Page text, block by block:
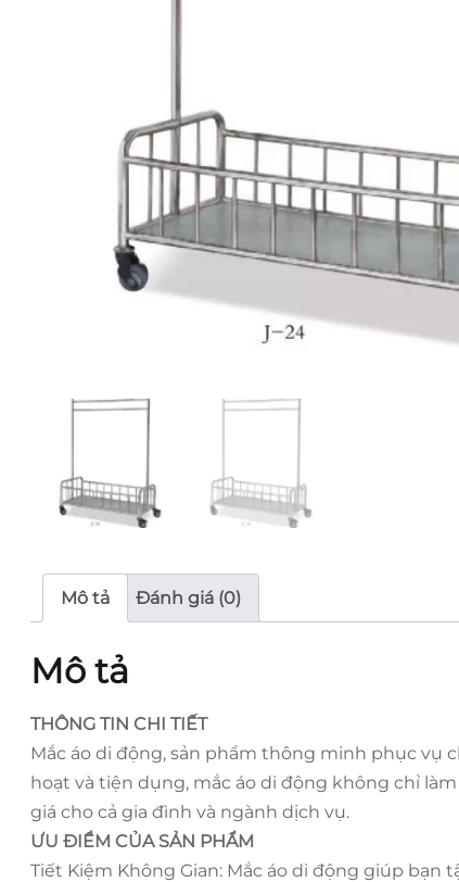
Mô tả Đánh giá (0)
Mô tả
THÔNG TIN CHI TIẾT
Mắc áo di động, sản phẩm thông minh phục
hoạt và tiện dụng, mắc áo di động không chỉ
giá cho cả gia đình và ngành dịch vụ.
ƯU ĐIỂM CỦA SẢN PHẨM
Tiết Kiệm Không Gian: Mắc áo di động giúp